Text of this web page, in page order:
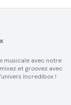
musicale avec notre
et groovez avec
Incredibox !